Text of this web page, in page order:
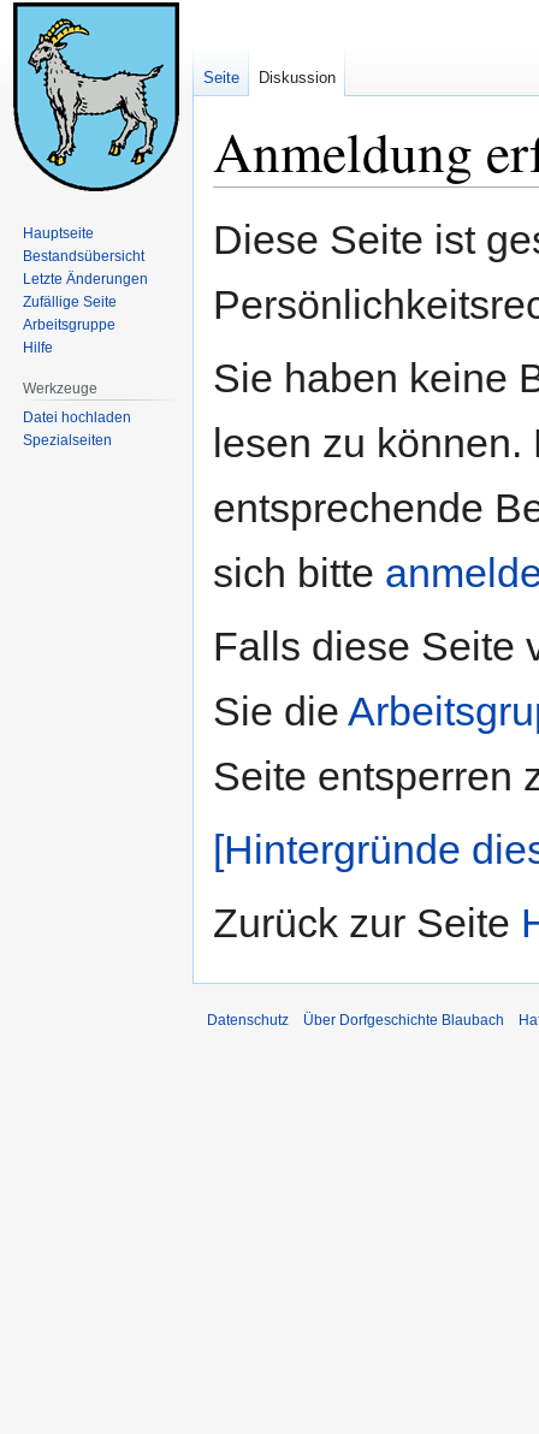
Anmeldung
Navigation
Suche
Diese Seite ist
Sie haben keine
lesen zu
entsprechende
sich bitte
Falls diese Seite
Sie die
Seite entsperren
[Hintergründe
Zurück zur Seite
Seite Diskussion
Hauptseite
Bestandsübersicht
Letzte Änderungen
Zufällige Seite
Arbeitsgruppe
Hilfe
Werkzeuge
Datei hochladen
Spezialseiten
Datenschutz Über Dorfgeschichte Blaubach